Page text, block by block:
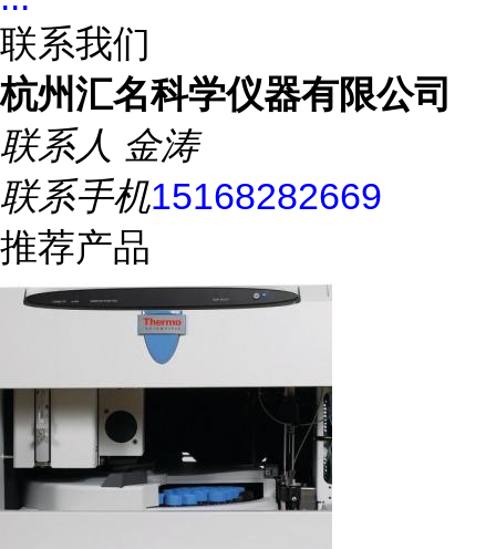
联系我们
杭州汇名科学仪器有限公司
联系人 金涛
联系手机15168282669
推荐产品